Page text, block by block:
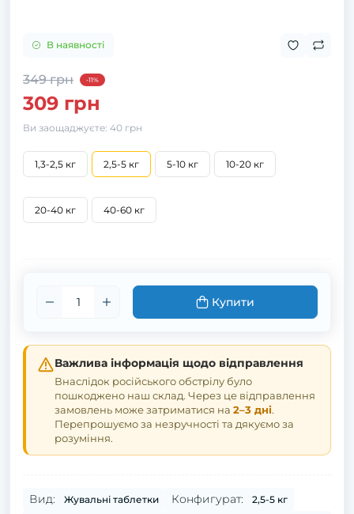
В наявності
349 грн -11%
309 грн
Ви заощаджуєте: 40 грн
1,3-2,5 кг 2,5-5 кг 5-10 кг 10-20 кг
20-40 кг 40-60 кг
Купити
Важлива інформація щодо відправлення
Внаслідок російського обстрілу було
пошкоджено наш склад. Через це відправлення
замовлень може затриматися на 2–3 дні.
Перепрошуємо за незручності та дякуємо за
розуміння.
Вид: Жувальні таблетки Конфигурат: 2,5-5 кг